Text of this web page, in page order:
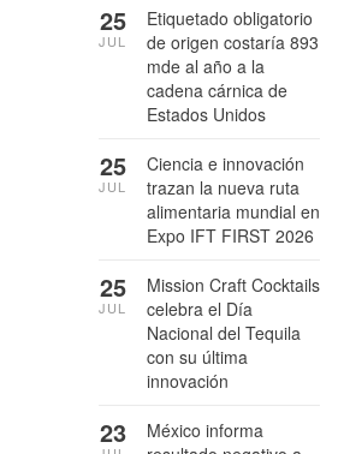
Etiquetado obligatorio
de origen costaría 893
mde al año a la
cadena cárnica de
Estados Unidos
25
JUL
Ciencia e innovación
trazan la nueva ruta
alimentaria mundial en
Expo IFT FIRST 2026
25
JUL
Mission Craft Cocktails
celebra el Día
Nacional del Tequila
con su última
innovación
25
JUL
México informa
23